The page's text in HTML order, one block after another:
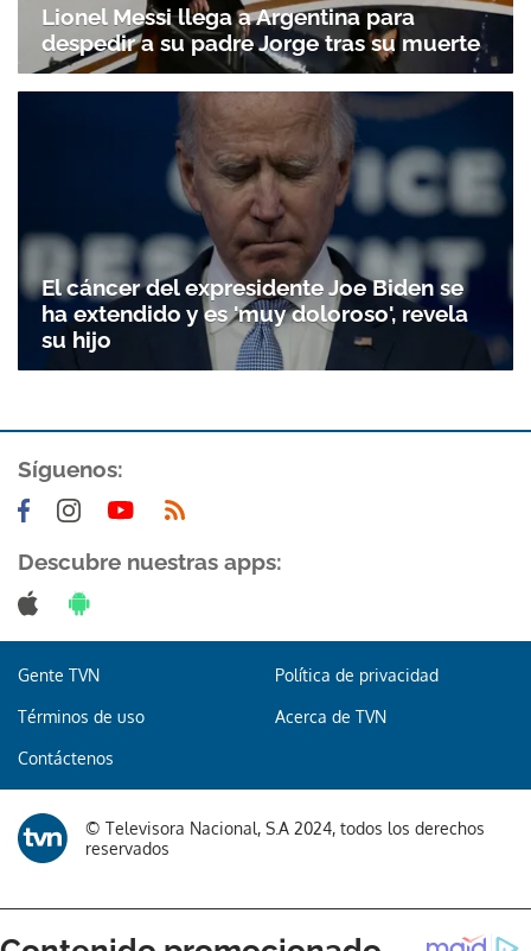
Lionel Messi llega a Argentina para
despedir a su padre Jorge tras su muerte
El cáncer del expresidente Joe Biden se
ha extendido y es 'muy doloroso', revela
su hijo
Síguenos:
Descubre nuestras apps:
Gente TVN Política de privacidad
Términos de uso Acerca de TVN
Contáctenos
© Televisora Nacional, S.A 2024, todos los derechos
reservados